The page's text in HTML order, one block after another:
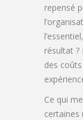
repensé
résultat
des
Ce qui
certaines